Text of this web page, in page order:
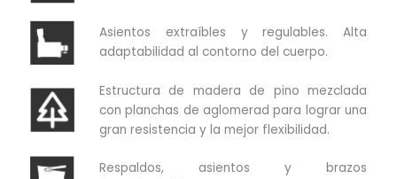
Asientos extraíbles y regulables. Alta
adaptabilidad al contorno del cuerpo.
Estructura de madera de pino mezclada
con planchas de aglomerad para lograr una
gran resistencia y la mejor flexibilidad.
Respaldos, asientos y brazos